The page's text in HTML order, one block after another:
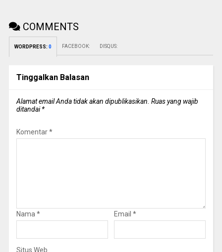
COMMENTS
WORDPRESS: 0 FACEBOOK: DISQUS:
Tinggalkan Balasan
Alamat email Anda tidak akan dipublikasikan. Ruas yang wajib
ditandai*
Komentar*
Nama * Email *
Situs Web